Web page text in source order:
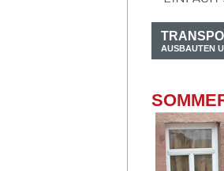
AUSBAUTEN